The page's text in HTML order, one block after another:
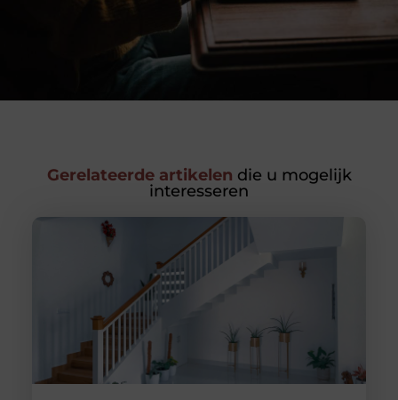
Gerelateerde artikelen die u mogelijk
interesseren